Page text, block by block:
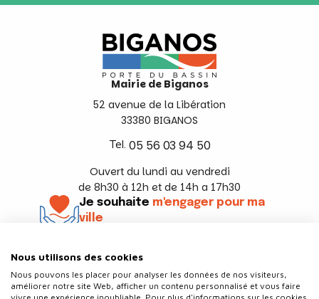
Mairie de Biganos
52 avenue de la Libération
33380 BIGANOS
Tel. 05 56 03 94 50
Ouvert du lundi au vendredi
de 8h30 à 12h et de 14h a 17h30
Je souhaite m'engager pour ma
ville
Nous utilisons des cookies
Nous pouvons les placer pour analyser les données de nos visiteurs,
améliorer notre site Web, afficher un contenu personnalisé et vous faire